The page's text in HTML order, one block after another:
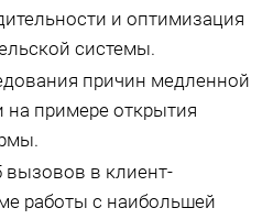
и оптимизация
системы.
причин медленной
на примере открытия
вызовов в клиент-
работы с наибольшей